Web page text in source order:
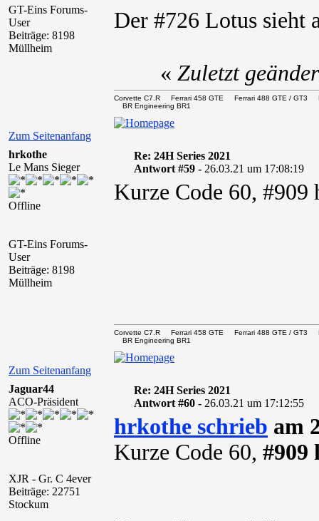
GT-Eins Forums-
User
Beiträge: 8198
Müllheim
Der #726 Lotus
Zum Seitenanfang
« Zuletzt
Corvette C7.R Ferrari 458 GTE Ferrari 488 GTE /
BR Engineering BR1
hrkothe
Le Mans Sieger
Offline
GT-Eins Forums-
User
Beiträge: 8198
Müllheim
Re: 24H Series 2021
Antwort #59 - 26.03.21 um 17:08:19
Kurze Code 60, #909
Zum Seitenanfang
Corvette C7.R Ferrari 458 GTE Ferrari 488 GTE /
BR Engineering BR1
Jaguar44
ACO-Präsident
Offline
XJR - Gr. C 4ever
Beiträge: 22751
Stockum
Re: 24H Series 2021
Antwort #60 - 26.03.21 um 17:12:55
hrkothe schrieb am
Kurze Code 60, #909